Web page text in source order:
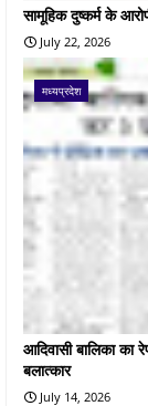
सामूहिक दुष्कर्म के
July 22, 2026
मध्यप्रदेश
आदिवासी बालिका का
बलात्कार
July 14, 2026